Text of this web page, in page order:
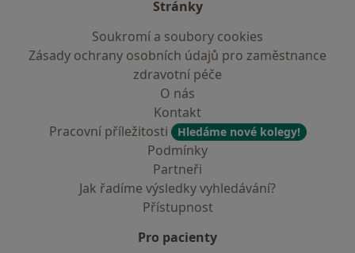
Stránky
Soukromí a soubory cookies
Zásady ochrany osobních údajů pro zaměstnance
zdravotní péče
O nás
Kontakt
Pracovní příležitosti
Hledáme nové kolegy!
Podmínky
Partneři
Jak řadíme výsledky vyhledávání?
Přístupnost
Pro pacienty